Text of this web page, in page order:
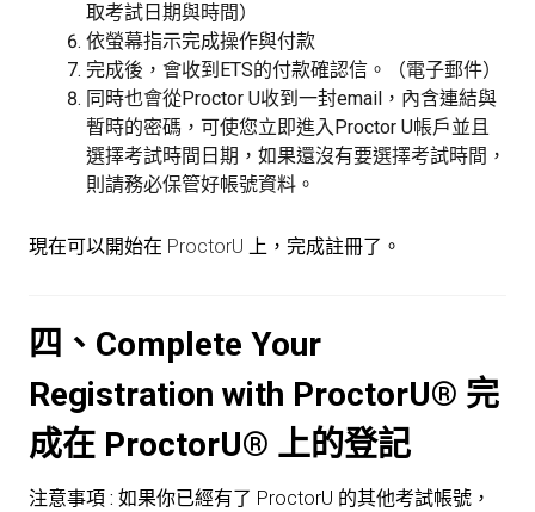
取考試日期與時間）
依螢幕指示完成操作與付款
完成後，會收到ETS的付款確認信。（電子郵件）
同時也會從Proctor U收到一封email，內含連結與
暫時的密碼，可使您立即進入Proctor U帳戶並且
選擇考試時間日期，如果還沒有要選擇考試時間，
則請務必保管好帳號資料。
現在可以開始在 ProctorU 上，完成註冊了。
四、Complete Your
Registration with ProctorU® 完
成在 ProctorU® 上的登記
注意事項 : 如果你已經有了 ProctorU 的其他考試帳號，